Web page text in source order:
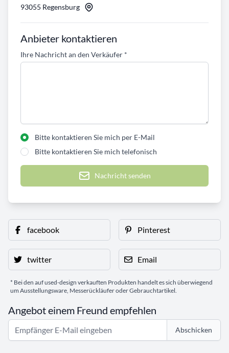
93055 Regensburg
Anbieter kontaktieren
Ihre Nachricht an den Verkäufer *
Bitte kontaktieren Sie mich per E-Mail
Bitte kontaktieren Sie mich telefonisch
Nachricht senden
facebook Pinterest
twitter Email
* Bei den auf used-design verkauften Produkten handelt es sich überwiegend
um Ausstellungsware, Messerückläufer oder Gebrauchtartikel.
Angebot einem Freund empfehlen
Abschicken